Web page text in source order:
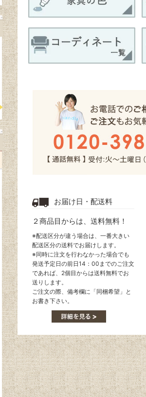
お届け日・配送料
２商品目からは、送料無料！
※配送区分が違う場合は、一番大きい
配送区分の送料でお届けします。
※同時に注文を行わなかった場合でも
発送予定日の前日14：00までのご注文
であれば、2個目からは送料無料でお
送りします。
ご注文の際、備考欄に「同梱希望」と
お書き下さい。